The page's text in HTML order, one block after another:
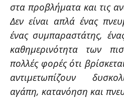
στα προβλήματα και τις
Δεν είναι απλά ένας
ένας συμπαραστάτης,
καθημερινότητα των
πολλές φορές ότι
αντιμετωπίζουν
αγάπη, κατανόηση και